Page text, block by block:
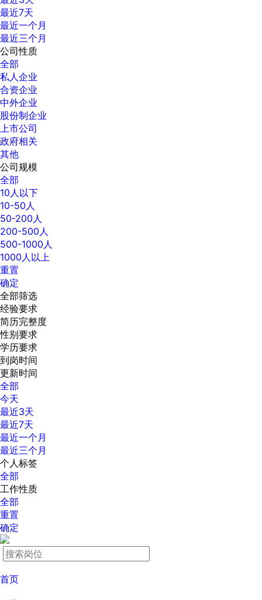
最近7天
最近一个月
最近三个月
公司性质
全部
私人企业
合资企业
中外企业
股份制企业
上市公司
政府相关
其他
公司规模
全部
10人以下
10-50人
50-200人
200-500人
500-1000人
1000人以上
重置
确定
全部筛选
经验要求
简历完整度
性别要求
学历要求
到岗时间
更新时间
全部
今天
最近3天
最近7天
最近一个月
最近三个月
个人标签
全部
工作性质
全部
重置
确定
首页